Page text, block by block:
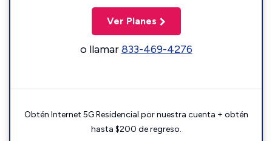
Ver Planes
o llamar833-469-4276
Obtén Internet 5G Residencial por nuestra cuenta + obtén
hasta $200 de regreso.